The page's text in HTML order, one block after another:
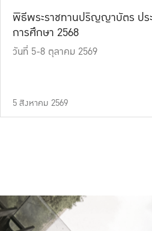
พิธีพระราชทานปริญญาบัตร ปร
การศึกษา 2568
วันที่ 5-8 ตุลาคม 2569
5 สิงหาคม 2569